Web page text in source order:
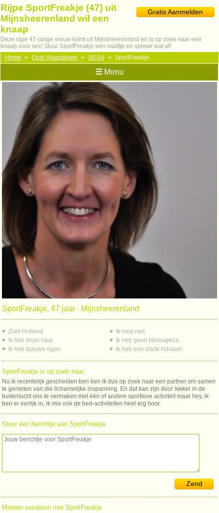
Gratis Aanmelden
Rijpe SportFreakje (47) uit
Mijnsheerenland wil een
knaap
Deze rijpe 47-jarige vrouw komt uit Mijnsheerenland en is op zoek naar een
knaap voor sex! Stuur SportFreakje een mailtje en spreek wat af!
Home » Oost-Vlaanderen » 50-54 » SportFreakje
☰Menu
SportFreakje, 47 jaar · Mijnsheerenland
♥ Zuid-Holland
♥ Ik heb bruin haar
♥ Ik heb blauwe ogen
♥ Ik rook niet
♥ Ik heb geen tatoeages's
♥ Ik heb een slank lichaam
SportFreakje is op zoek naar:
Nu ik recentelijk gescheiden ben ben ik dus op zoek naar een partner om samen
te genieten van die lichamelijke inspanning. En dat kan zijn door lekker in de
buitenlucht ons te vermaken met één of andere sportieve activiteit maar hey, ik
ben er eerlijk in, ik mis ook de bed-activiteiten heel erg hoor.
Stuur een berichtje aan SportFreakje
Zend
Meteen sexdaten met SportFreakje